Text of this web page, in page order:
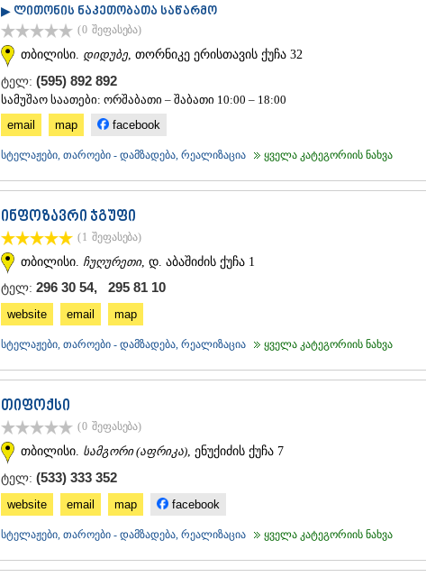
▶ ლითონის ნაკეთობათა საწარმო
(0 შეფასება)
თბილისი. დიდუბე , თორნიკე ერისთავის ქუჩა 32
ტელ: (595) 892 892
სამუშაო საათები: ორშაბათი – შაბათი 10:00 – 18:00
email
map facebook
სტელაჟები, თაროები - დამზადება, რეალიზაცია ყველა კატეგორიის ნახვა
ინფოზავრი ჯგუფი
(1 შეფასება)
თბილისი. ჩუღურეთი, დ. აბაშიძის ქუჩა 1
ტელ: 296 30 54, 295 81 10
website email map
სტელაჟები, თაროები - დამზადება, რეალიზაცია ყველა კატეგორიის ნახვა
თიფოქსი
(0 შეფასება)
თბილისი. სამგორი (აფრიკა) , ენუქიძის ქუჩა 7
ტელ: (533) 333 352
website email map facebook
სტელაჟები, თაროები - დამზადება, რეალიზაცია ყველა კატეგორიის ნახვა